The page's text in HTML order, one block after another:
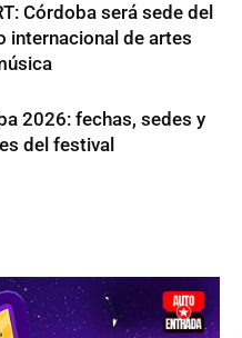
Córdoba será sede del
internacional de artes
2026: fechas, sedes y
del festival